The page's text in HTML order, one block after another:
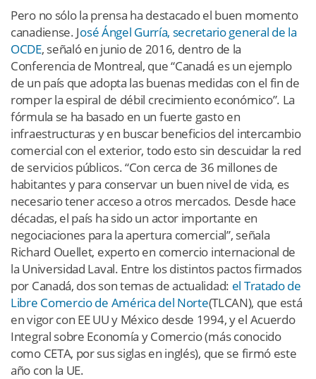
Pero no sólo la prensa ha destacado el buen momento
canadiense. José Ángel Gurría, secretario general de la
OCDE, señaló en junio de 2016, dentro de la
Conferencia de Montreal, que “Canadá es un ejemplo
de un país que adopta las buenas medidas con el fin de
romper la espiral de débil crecimiento económico”. La
fórmula se ha basado en un fuerte gasto en
infraestructuras y en buscar beneficios del intercambio
comercial con el exterior, todo esto sin descuidar la red
de servicios públicos. “Con cerca de 36 millones de
habitantes y para conservar un buen nivel de vida, es
necesario tener acceso a otros mercados. Desde hace
décadas, el país ha sido un actor importante en
negociaciones para la apertura comercial”, señala
Richard Ouellet, experto en comercio internacional de
la Universidad Laval. Entre los distintos pactos firmados
por Canadá, dos son temas de actualidad: el Tratado de
Libre Comercio de América del Norte(TLCAN), que está
en vigor con EE UU y México desde 1994, y el Acuerdo
Integral sobre Economía y Comercio (más conocido
como CETA, por sus siglas en inglés), que se firmó este
año con la UE.